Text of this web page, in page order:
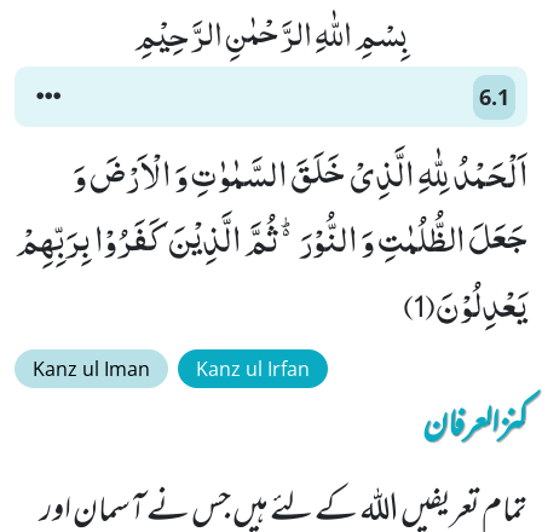
بِسْمِ اللّٰهِ الرَّحْمٰنِ الرَّحِیْمِ
6.1
اَلْحَمْدُ لِلّٰهِ الَّذِیْ خَلَقَ السَّمٰوٰتِ وَ الْاَرْضَ وَ
جَعَلَ الظُّلُمٰتِ وَ النُّوْرَ۬ؕ-ثُمَّ الَّذِیْنَ كَفَرُوْا بِرَبِّهِمْ
یَعْدِلُوْنَ(1)
Kanz ul Iman Kanz ul Irfan
کنزالعرفان
تمام تعریفیں اللہ کے لئے ہیں جس نے آسمان اور